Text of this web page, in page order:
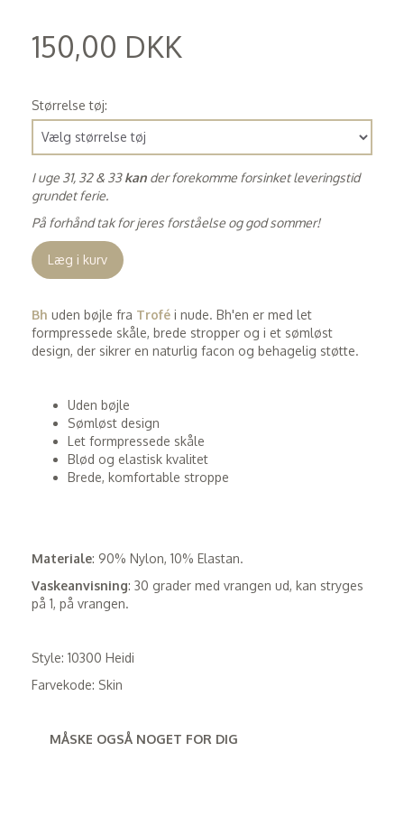
150,00 DKK
Størrelse tøj:
I uge 31, 32 & 33kan der forekomme forsinket leveringstid
grundet ferie.
På forhånd tak for jeres forståelse og god sommer!
Læg i kurv
Bh uden bøjle fra Trofé i nude. Bh'en er med let
formpressede skåle, brede stropper og i et sømløst
design, der sikrer en naturlig facon og behagelig støtte.
Uden bøjle
Sømløst design
Let formpressede skåle
Blød og elastisk kvalitet
Brede, komfortable stroppe
Materiale: 90% Nylon, 10% Elastan.
Vaskeanvisning: 30 grader med vrangen ud, kan stryges
på 1, på vrangen.
Style: 10300 Heidi
Farvekode: Skin
MÅSKE OGSÅ NOGET FOR DIG